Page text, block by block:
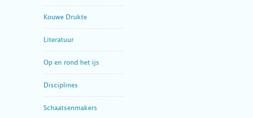
Kouwe Drukte
Literatuur
Op en rond het ijs
Disciplines
Schaatsenmakers